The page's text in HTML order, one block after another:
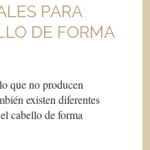
PARA
DE FORMA
que no producen
existen diferentes
cabello de forma